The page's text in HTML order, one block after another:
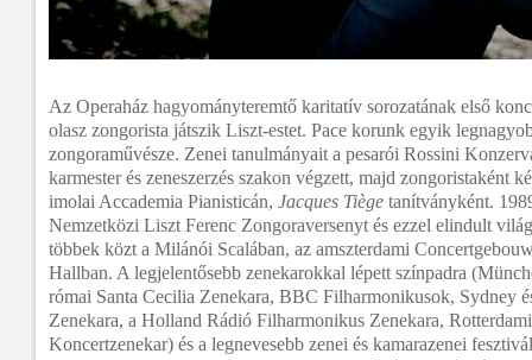
Az Operaház hagyományteremtő karitatív sorozatának első
olasz zongorista játszik Liszt-estet. Pace korunk egyik
zongoraművésze. Zenei tanulmányait a pesarói Rossini
karmester és zeneszerzés szakon végzett, majd zongoristaként
imolai Accademia Pianisticán, Jacques Tiège tanítványként.
Nemzetközi Liszt Ferenc Zongoraversenyt és ezzel elindult
többek közt a Milánói Scalában, az amszterdami
Hallban. A legjelentősebb zenekarokkal lépett színpadra
római Santa Cecilia Zenekara, BBC Filharmonikusok, Sydney
Zenekara, a Holland Rádió Filharmonikus Zenekara,
Koncertzenekar) és a legnevesebb zenei és kamarazenei